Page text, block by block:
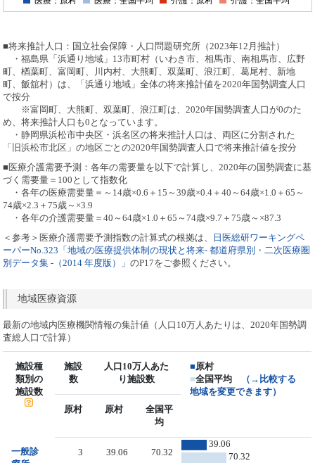
■将来推計人口：国立社会保障・人口問題研究所（2023年12月推計）
・福島県「浜通り地域」13市町村（いわき市、相馬市、南相馬市、広野
町、楢葉町、富岡町、川内村、大熊町、双葉町、浪江町、葛尾村、新地
町、飯舘村）は、「浜通り地域」全体の将来推計値を2020年国勢調査人口
で按分
※富岡町、大熊町、双葉町、浪江町は、2020年国勢調査人口が0のた
め、将来推計人口も0となっています。
・静岡県浜松市中央区・浜名区の将来推計人口は、両区に分割された
「旧浜松市北区」の地区ごとの2020年国勢調査人口で将来推計値を按分
■医療介護需要予測：各年の需要量を以下で計算し、2020年の国勢調査に基
づく需要量＝100として指数化
・各年の医療需要量＝～14歳×0.6＋15～39歳×0.4＋40～64歳×1.0＋65～
74歳×2.3＋75歳～×3.9
・各年の介護需要量＝40～64歳×1.0＋65～74歳×9.7＋75歳～×87.3
＜参考＞医療介護需要予測指数の計算式の根拠は、
日医総研ワーキングペ
ーパーNo.323「地域の医療提供体制の現状と将来- 都道府県別・二次医療圏
別データ集 -（2014 年度版）」のP17をご参照ください。
地域医療資源
最新の地域内医療機関情報の集計値（人口10万人あたりは、2020年国勢調
査総人口で計算）
施設種
類別の
施設数
施設
数
人口10万人あた
り施設数
■原村
■全国平均
（→比較する
地域を変更できます）
原村
原村
全国平
均
一般診
3 39.06 70.32
39.06
70.32